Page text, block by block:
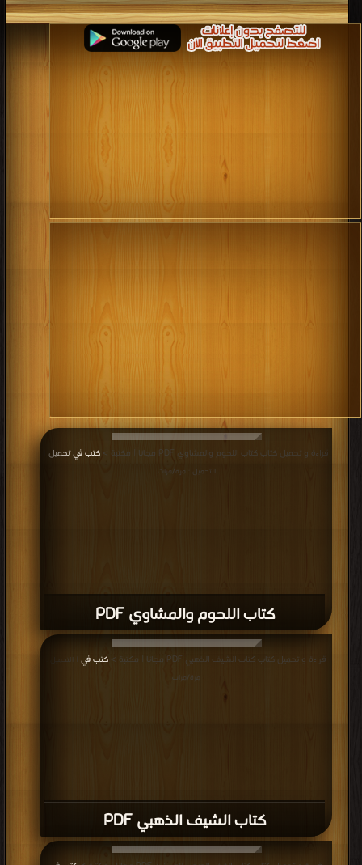
كتاب اللحوم والمشاوي PDF
قراءة و تحميل كتاب كتاب اللحوم والمشاوي PDF مجانا | مكتبة > كتب في تحميل
التحميل : مرة/مرات
كتاب الشيف الذهبي PDF
قراءة و تحميل كتاب كتاب الشيف الذهبي PDF مجانا | مكتبة > كتب في
| التحميل :
مرة/مرات